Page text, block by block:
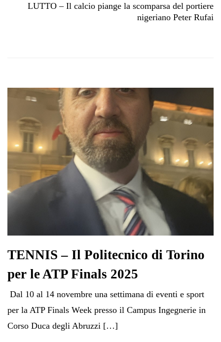
LUTTO – Il calcio piange la scomparsa del portiere
nigeriano Peter Rufai
TENNIS – Il Politecnico di Torino
per le ATP Finals 2025
Dal 10 al 14 novembre una settimana di eventi e sport
per la ATP Finals Week presso il Campus Ingegnerie in
Corso Duca degli Abruzzi […]